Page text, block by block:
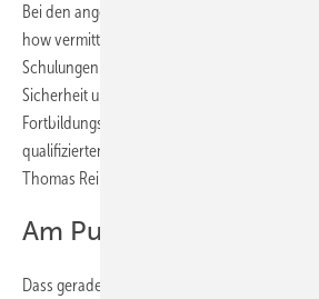
Bei den angebotenen Schulungen wird vor
how vermittelt. „Gemeinsam mit unserem
Schulungen an sieben verschiedenen
Sicherheit und zahlt sich aus. Konsequente
Fortbildungsangebote sind für die
qualifizierten Fachhandwerk ein wichtiger und
Thomas Reimann, Leiter strategische Projekte
Am Puls der Zeit
Dass gerade qualifizierte Fachhandwerker